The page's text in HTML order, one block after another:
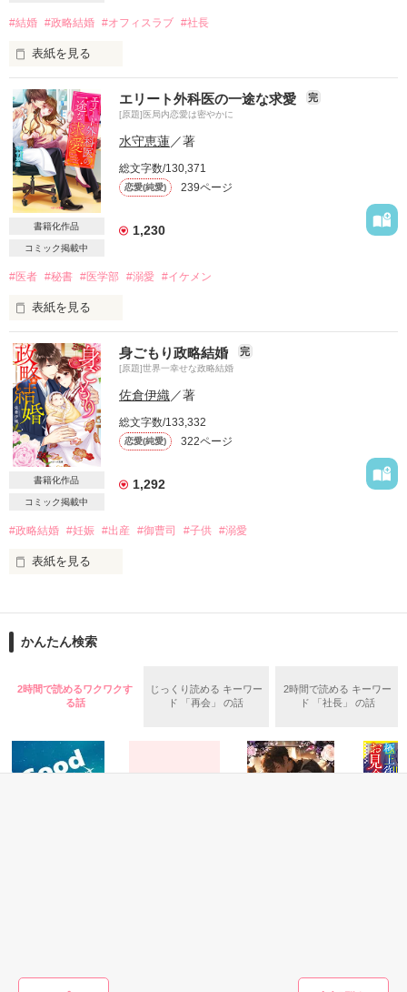
#結婚 #政略結婚 #オフィスラブ #社長
表紙を見る
書籍化に伴い　2017年2月10日 試し読みにしました。
読んで頂いたたくさんの方、ありがとうございました！
旧題　素敵な政略結婚―キスはケンカの後で―
突然の旦那様
＊＊＊＊＊＊＊＊＊＊
株式会社　アナスタシア　新人デザイナー
宗次あさ美（27）
×
株式会社　アナスタシア　社長
浮田孝文（33）
＊＊＊＊＊＊＊＊＊＊
か？」
「お前こそ、なに言ってるんだ？　見合いしたんだ。当り前の
ことだろう？」
鋭い視線が私を射抜く。
書籍化作品
コミック掲載中
エリート外科医の一途な求愛 完
[原題]医局内恋愛は密やかに
水守恵蓮／著
総文字数/130,371
恋愛(純愛) 239ページ
1,230
#医者 #秘書 #医学部 #溺愛 #イケメン
表紙を見る
国立大学医学部　心臓外科医局
イケメンにトラウマありの美人医療秘書
×
手術の腕前は超一流　イケメン心臓外科医
■■□―――――――――――――――□■■
『君、いつもつれないね。
俺の何がそんなに嫌い？』
『イケメンだから。それだけです』
勘違いで思い上がる男はお断りです
『人間を顔で判断するなよ』
『その顔で言うとやっかまれますよ』
2017.2.4　公開開始
2017.2.21　完結
2017.2.22　小話公開
書籍化作品
コミック掲載中
身ごもり政略結婚 完
[原題]世界一幸せな政略結婚
佐倉伊織／著
総文字数/133,332
恋愛(純愛) 322ページ
1,292
#政略結婚 #妊娠 #出産 #御曹司 #子供 #溺愛
表紙を見る
潰れそうな和菓子店の看板娘の私が
愛はないと宣言されたも同然の結婚なのに
「お前とこの子を、俺に守らせてくれ」
かんたん検索
2時間で読めるワクワクす
る話
じっくり読める キーワー
ド 「再会」 の話
2時間で読める キーワー
ド 「社長」 の話